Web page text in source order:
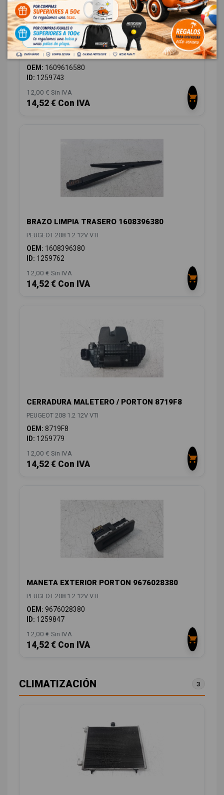
AMORTIGUADORES MALETERO / PORTON
1609616580 9673083680
PEUGEOT 208 1.2 12V VTI
OEM: 1609616580
ID: 1259743
12,00 € Sin IVA
14,52 € Con IVA
BRAZO LIMPIA TRASERO 1608396380
PEUGEOT 208 1.2 12V VTI
OEM: 1608396380
ID: 1259762
12,00 € Sin IVA
14,52 € Con IVA
CERRADURA MALETERO / PORTON 8719F8
PEUGEOT 208 1.2 12V VTI
OEM: 8719F8
ID: 1259779
12,00 € Sin IVA
14,52 € Con IVA
MANETA EXTERIOR PORTON 9676028380
PEUGEOT 208 1.2 12V VTI
OEM: 9676028380
ID: 1259847
12,00 € Sin IVA
14,52 € Con IVA
CLIMATIZACIÓN 3